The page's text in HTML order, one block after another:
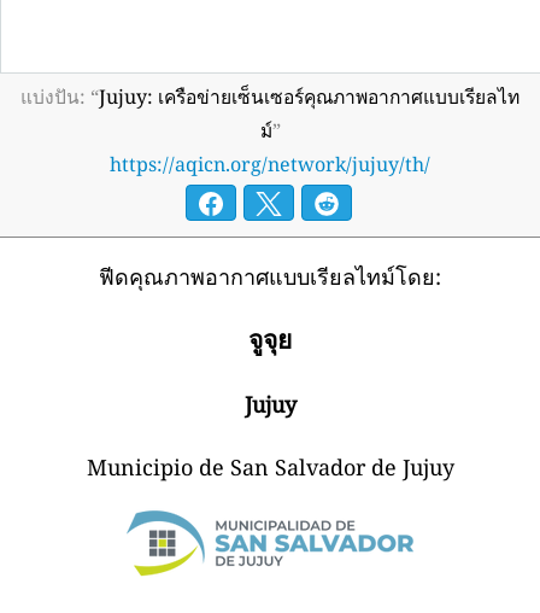
แบ่งปัน: “Jujuy: เครือข่ายเซ็นเซอร์คุณภาพอากาศแบบเรียลไท
ม์”
https://aqicn.org/network/jujuy/th/
ฟีดคุณภาพอากาศแบบเรียลไทม์โดย:
จูจุย
Jujuy
Municipio de San Salvador de Jujuy